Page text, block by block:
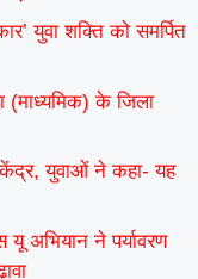
युवा शक्ति को समर्पित
(माध्यमिक) के जिला
केंद्र, युवाओं ने कहा- यह
अभियान ने पर्यावरण